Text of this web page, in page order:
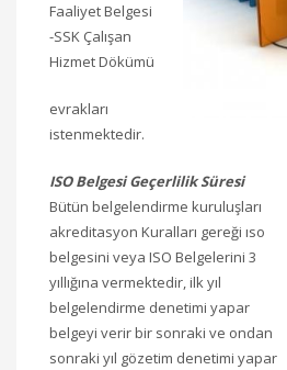
Faaliyet Belgesi
-SSK Çalışan
Hizmet Dökümü
evrakları
istenmektedir.
ISO Belgesi Geçerlilik Süresi
Bütün belgelendirme kuruluşları
akreditasyon Kuralları gereği ıso
belgesini veya ISO Belgelerini 3
yıllığına vermektedir, ilk yıl
belgelendirme denetimi yapar
belgeyi verir bir sonraki ve ondan
sonraki yıl gözetim denetimi yapar